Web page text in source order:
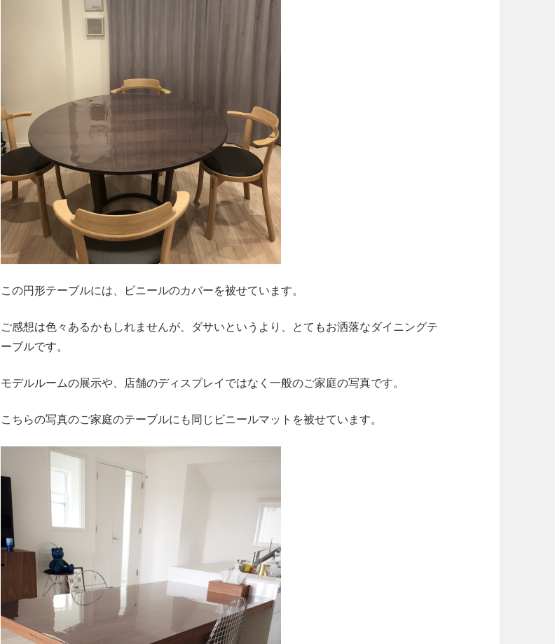
この円形テーブルには、ビニールのカバーを被せています。
ご感想は色々あるかもしれませんが、ダサいというより、とてもお洒落なダイニングテ
ーブルです。
モデルルームの展示や、店舗のディスプレイではなく一般のご家庭の写真です。
こちらの写真のご家庭のテーブルにも同じビニールマットを被せています。